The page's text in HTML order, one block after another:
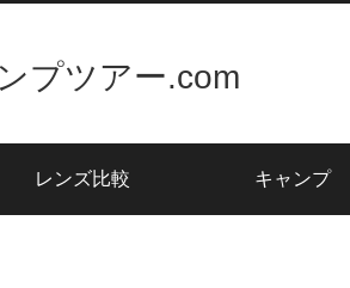
プツアー.com
レンズ比較 キャンプ